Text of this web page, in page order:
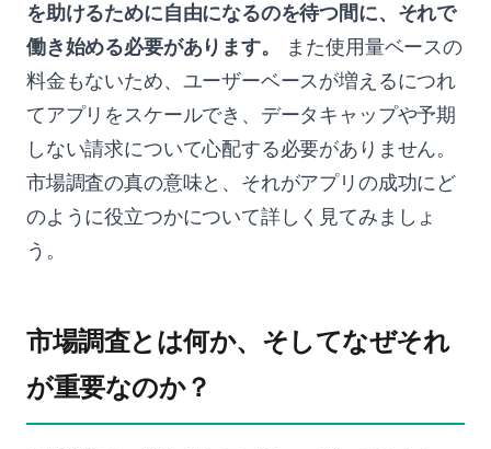
を助けるために自由になるのを待つ間に、それで
働き始める必要があります。
また使用量ベースの
料金もないため、ユーザーベースが増えるにつれ
てアプリをスケールでき、データキャップや予期
しない請求について心配する必要がありません。
市場調査の真の意味と、それがアプリの成功にど
のように役立つかについて詳しく見てみましょ
う。
市場調査とは何か、そしてなぜそれ
が重要なのか？